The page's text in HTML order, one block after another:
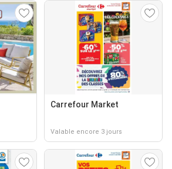
Carrefour Market
Valable encore 3 jours